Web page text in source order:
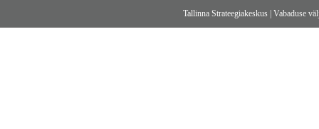
Tallinna Strateegiakeskus |Vabaduse